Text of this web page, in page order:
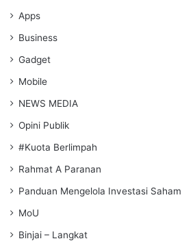
Apps
Business
Gadget
Mobile
NEWS MEDIA
Opini Publik
#Kuota Berlimpah
Rahmat A Paranan
Panduan Mengelola Investasi Saham
MoU
Binjai – Langkat